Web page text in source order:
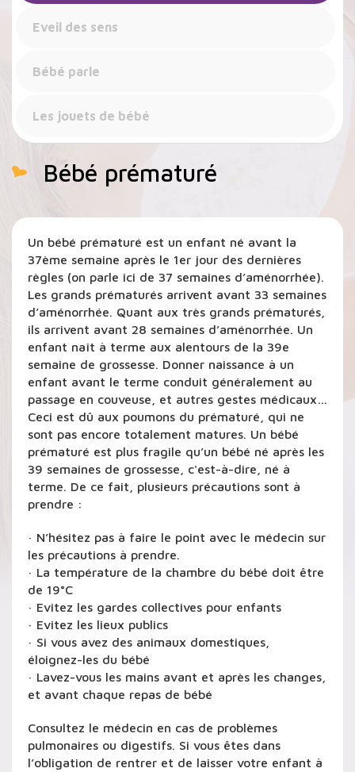
Eveil des sens
Bébé parle
Les jouets de bébé
Bébé prématuré
Un bébé prématuré est un enfant né avant la
37ème semaine après le 1er jour des dernières
règles (on parle ici de 37 semaines d’aménorrhée).
Les grands prématurés arrivent avant 33 semaines
d’aménorrhée. Quant aux très grands prématurés,
ils arrivent avant 28 semaines d’aménorrhée. Un
enfant naît à terme aux alentours de la 39e
semaine de grossesse. Donner naissance à un
enfant avant le terme conduit généralement au
passage en couveuse, et autres gestes médicaux…
Ceci est dû aux poumons du prématuré, qui ne
sont pas encore totalement matures. Un bébé
prématuré est plus fragile qu’un bébé né après les
39 semaines de grossesse, c'est-à-dire, né à
terme. De ce fait, plusieurs précautions sont à
prendre :
· N’hésitez pas à faire le point avec le médecin sur
les précautions à prendre.
· La température de la chambre du bébé doit être
de 19°C
· Evitez les gardes collectives pour enfants
· Evitez les lieux publics
· Si vous avez des animaux domestiques,
éloignez-les du bébé
· Lavez-vous les mains avant et après les changes,
et avant chaque repas de bébé
Consultez le médecin en cas de problèmes
pulmonaires ou digestifs. Si vous êtes dans
l’obligation de rentrer et de laisser votre enfant à